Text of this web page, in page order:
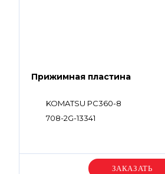
Прижимная пластина
KOMATSU PC360-8
708-2G-13341
Уточняйте цену